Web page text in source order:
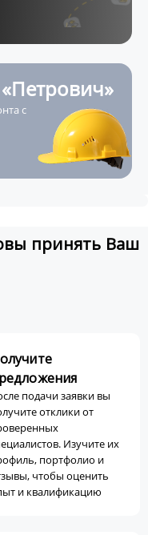
с
принять Ваш
подачи заявки вы
отклики от
Изучите их
портфолио и
чтобы оценить
и квалификацию